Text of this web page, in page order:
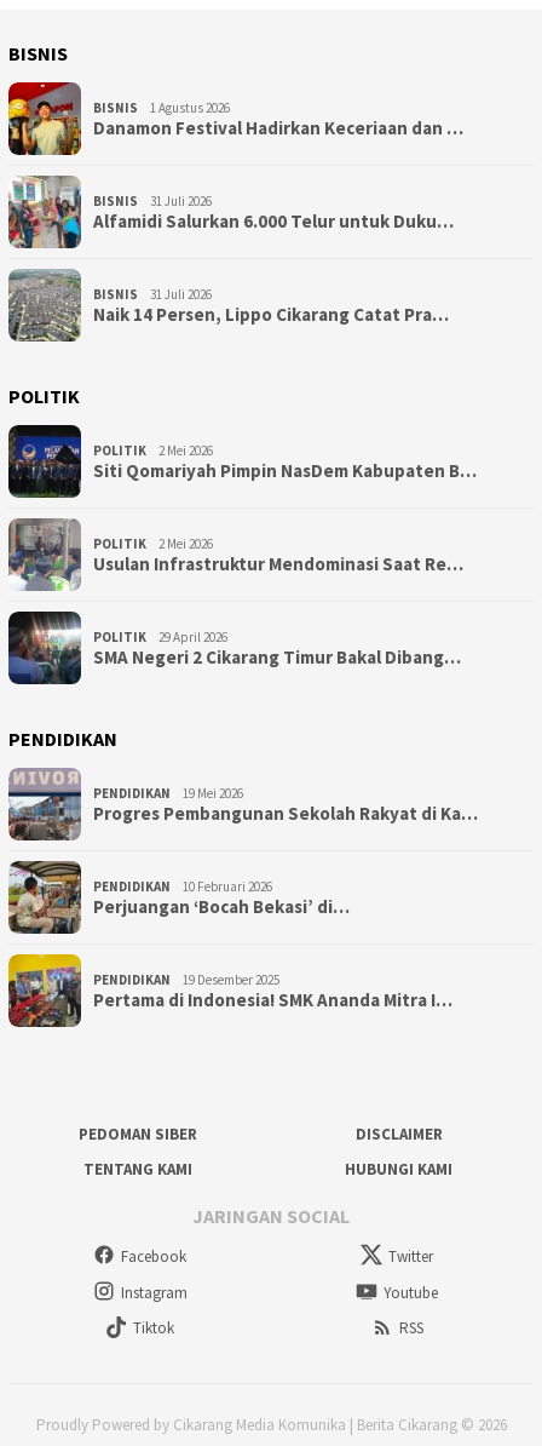
BISNIS
BISNIS 1 Agustus 2026
Danamon Festival Hadirkan Keceriaan dan …
BISNIS 31 Juli 2026
Alfamidi Salurkan 6.000 Telur untuk Duku…
BISNIS 31 Juli 2026
Naik 14 Persen, Lippo Cikarang Catat Pra…
POLITIK
POLITIK 2 Mei 2026
Siti Qomariyah Pimpin NasDem Kabupaten B…
POLITIK 2 Mei 2026
Usulan Infrastruktur Mendominasi Saat Re…
POLITIK 29 April 2026
SMA Negeri 2 Cikarang Timur Bakal Dibang…
PENDIDIKAN
PENDIDIKAN 19 Mei 2026
Progres Pembangunan Sekolah Rakyat di Ka…
PENDIDIKAN 10 Februari 2026
Perjuangan ‘Bocah Bekasi’ di…
PENDIDIKAN 19 Desember 2025
Pertama di Indonesia! SMK Ananda Mitra I…
PEDOMAN SIBER
DISCLAIMER
TENTANG KAMI
HUBUNGI KAMI
JARINGAN SOCIAL
Facebook
Twitter
Instagram
Youtube
Tiktok
RSS
Proudly Powered by Cikarang Media Komunika | Berita Cikarang © 2026